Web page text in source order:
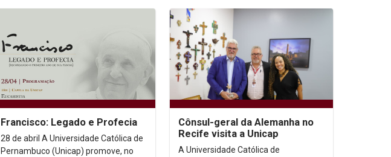
Francisco: Legado e Profecia
28 de abril A Universidade Católica de
Pernambuco (Unicap) promove, no
Cônsul-geral da Alemanha no
Recife visita a Unicap
A Universidade Católica de